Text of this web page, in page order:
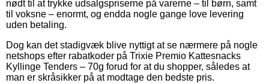
nødt til at trykke udsalgspriserne på varerne – til børn, samt
til voksne – enormt, og endda nogle gange love levering
uden betaling.
Dog kan det stadigvæk blive nyttigt at se nærmere på nogle
netshops efter rabatkoder på Trixie Premio Kattesnacks
Kyllinge Tenders – 70g forud for at du shopper, således at
man er skråsikker på at modtage den bedste pris.